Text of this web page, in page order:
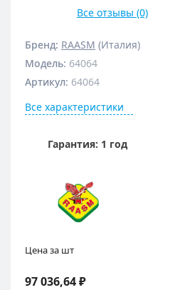
Все отзывы (0)
Бренд: RAASM (Италия)
Модель: 64064
Артикул: 64064
Все характеристики
Гарантия: 1 год
Цена за шт
97 036,64 ₽